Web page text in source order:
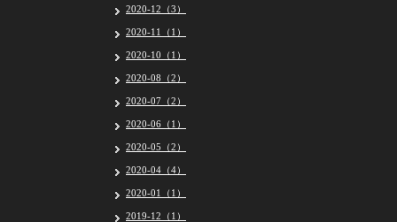
2020-12（3）
2020-11（1）
2020-10（1）
2020-08（2）
2020-07（2）
2020-06（1）
2020-05（2）
2020-04（4）
2020-01（1）
2019-12（1）